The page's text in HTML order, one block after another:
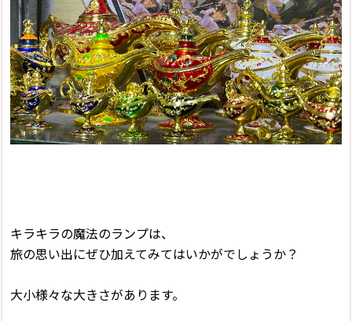
キラキラの魔法のランプは、
旅の思い出にぜひ加えてみてはいかがでしょうか？
大小様々な大きさがあります。